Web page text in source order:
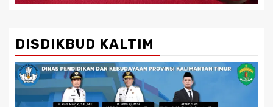
DISDIKBUD KALTIM